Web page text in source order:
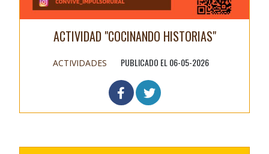
ACTIVIDAD "COCINANDO HISTORIAS"
ACTIVIDADES PUBLICADO EL 06-05-2026